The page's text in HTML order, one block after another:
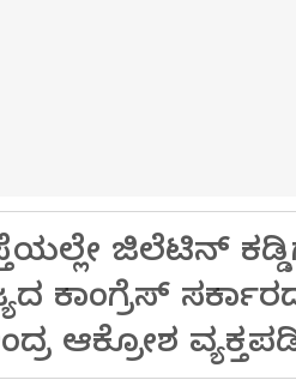
ಜಿಲೆಟಿನ್
ಕಾಂಗ್ರೆಸ್
ಆಕ್ರೋಶ